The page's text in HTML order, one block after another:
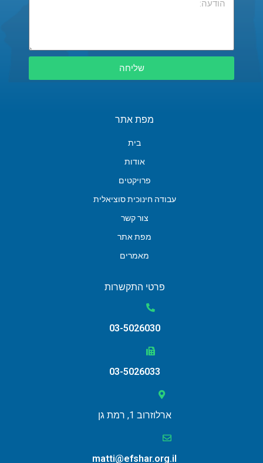
שליחה
מפת אתר
בית
אודות
פרויקטים
עבודה חינוכית סוציאלית
צור קשר
מפת אתר
מאמרים
פרטי התקשרות
03-5026030
03-5026033
ארלוזרוב 1, רמת גן
matti@efshar.org.il